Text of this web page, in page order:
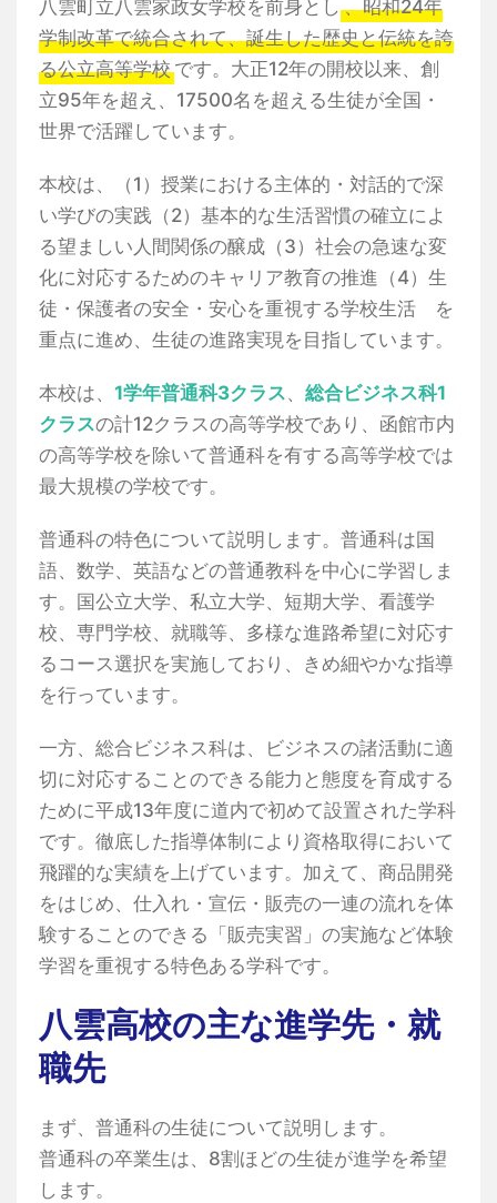
八雲町立八雲家政女学校を前身とし 、昭和24年
学制改革で統合されて、誕生した歴史と伝統を誇
る公立高等学校 です。大正12年の開校以来、創
立95年を超え、17500名を超える生徒が全国・
世界で活躍しています。
本校は、（1）授業における主体的・対話的で深
い学びの実践（2）基本的な生活習慣の確立によ
る望ましい人間関係の醸成（3）社会の急速な変
化に対応するためのキャリア教育の推進（4）生
徒・保護者の安全・安心を重視する学校生活 を
重点に進め、生徒の進路実現を目指しています。
本校は、 1学年普通科3クラス、 総合ビジネス科1
クラスの計12クラスの高等学校であり、函館市内
の高等学校を除いて普通科を有する高等学校では
最大規模の学校です。
普通科の特色について説明します。普通科は国
語、数学、英語などの普通教科を中心に学習しま
す。国公立大学、私立大学、短期大学、看護学
校、専門学校、就職等、多様な進路希望に対応す
るコース選択を実施しており、きめ細やかな指導
を行っています。
一方、総合ビジネス科は、ビジネスの諸活動に適
切に対応することのできる能力と態度を育成する
ために平成13年度に道内で初めて設置された学科
です。徹底した指導体制により資格取得において
飛躍的な実績を上げています。加えて、商品開発
をはじめ、仕入れ・宣伝・販売の一連の流れを体
験することのできる「販売実習」の実施など体験
学習を重視する特色ある学科です。
八雲高校の主な進学先・就
職先
まず、普通科の生徒について説明します。
普通科の卒業生は、8割ほどの生徒が進学を希望
します。